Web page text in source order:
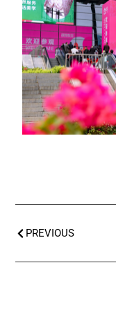
PREVIOUS